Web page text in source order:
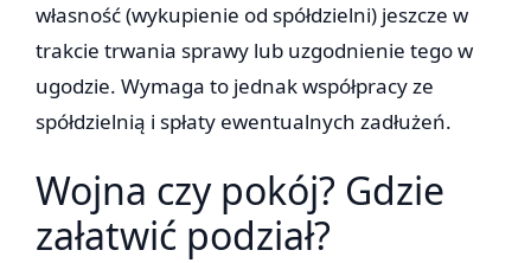
własność (wykupienie od spółdzielni) jeszcze w
trakcie trwania sprawy lub uzgodnienie tego w
ugodzie. Wymaga to jednak współpracy ze
spółdzielnią i spłaty ewentualnych zadłużeń.
Wojna czy pokój? Gdzie
załatwić podział?